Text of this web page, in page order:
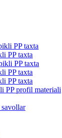
PP taxta
PP taxta
PP taxta
PP taxta
PP taxta
PP profil materiali
savollar